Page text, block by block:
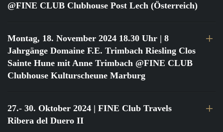
@FINE CLUB Clubhouse Post Lech (Österreich)
Montag, 18. November 2024 18.30 Uhr | 8
Jahrgänge Domaine F.E. Trimbach Riesling Clos
Sainte Hune mit Anne Trimbach @FINE CLUB
Clubhouse Kulturscheune Marburg
27.- 30. Oktober 2024 | FINE Club Travels
Ribera del Duero II